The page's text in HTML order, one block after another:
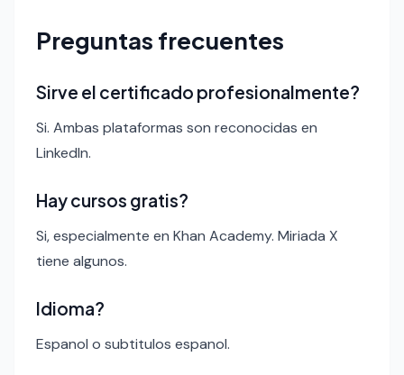
Preguntas frecuentes
Sirve el certificado profesionalmente?
Si. Ambas plataformas son reconocidas en
LinkedIn.
Hay cursos gratis?
Si, especialmente en Khan Academy. Miriada X
tiene algunos.
Idioma?
Espanol o subtitulos espanol.